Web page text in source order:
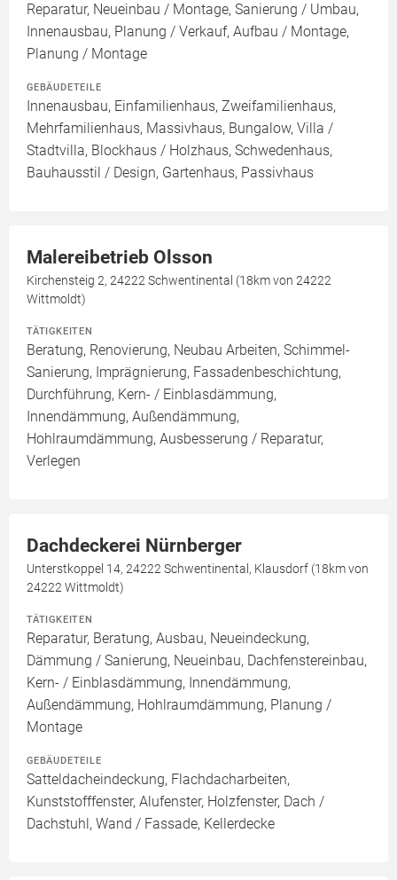
Reparatur, Neueinbau / Montage, Sanierung / Umbau,
Innenausbau, Planung / Verkauf, Aufbau / Montage,
Planung / Montage
GEBÄUDETEILE
Innenausbau, Einfamilienhaus, Zweifamilienhaus,
Mehrfamilienhaus, Massivhaus, Bungalow, Villa /
Stadtvilla, Blockhaus / Holzhaus, Schwedenhaus,
Bauhausstil / Design, Gartenhaus, Passivhaus
Malereibetrieb Olsson
Kirchensteig 2, 24222 Schwentinental (18km von 24222
Wittmoldt)
TÄTIGKEITEN
Beratung, Renovierung, Neubau Arbeiten, Schimmel-
Sanierung, Imprägnierung, Fassadenbeschichtung,
Durchführung, Kern- / Einblasdämmung,
Innendämmung, Außendämmung,
Hohlraumdämmung, Ausbesserung / Reparatur,
Verlegen
Dachdeckerei Nürnberger
Unterstkoppel 14, 24222 Schwentinental, Klausdorf (18km von
24222 Wittmoldt)
TÄTIGKEITEN
Reparatur, Beratung, Ausbau, Neueindeckung,
Dämmung / Sanierung, Neueinbau, Dachfenstereinbau,
Kern- / Einblasdämmung, Innendämmung,
Außendämmung, Hohlraumdämmung, Planung /
Montage
GEBÄUDETEILE
Satteldacheindeckung, Flachdacharbeiten,
Kunststofffenster, Alufenster, Holzfenster, Dach /
Dachstuhl, Wand / Fassade, Kellerdecke